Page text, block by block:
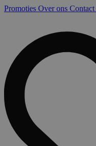
Promoties Over ons Contact